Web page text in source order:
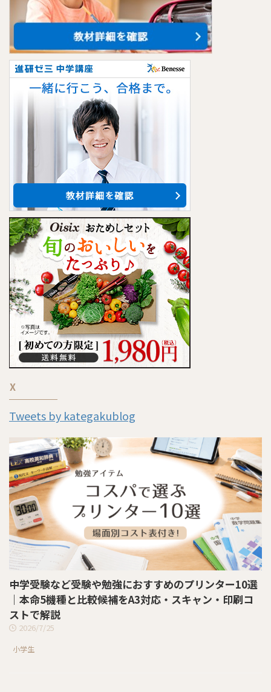
X
Tweets by kategakublog
中学受験など受験や勉強におすすめのプリンター10選
｜本命5機種と比較候補をA3対応・スキャン・印刷コ
ストで解説
2026/7/25
小学生